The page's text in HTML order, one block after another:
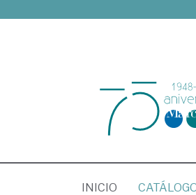
INICIO (CURRENT)